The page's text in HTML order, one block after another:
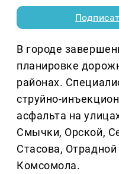
В городе
планировке
районах.
струйно-
асфальта на
Смычки, Орской,
Стасова,
Комсомола.